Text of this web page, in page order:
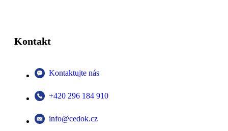
Kontakt
Kontaktujte nás
+420 296 184 910
info@cedok.cz